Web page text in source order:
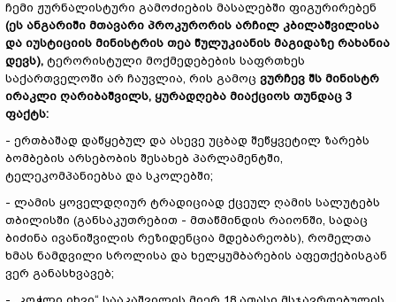
ჩემი ჟურნალისტური გამოძიების მასალებში ფიგურირებენ
(ეს ანგარიში მთავარი პროკურორის არჩილ კბილაშვილისა
და იუსტიციის მინისტრის თეა წულუკიანის მაგიდაზე რახანია
დევს), ტერორისტული მოქმედებების საფრთხეს
საქართველოში არ ჩაუვლია, რის გამოც ვურჩევ შს მინისტრ
ირაკლი ღარიბაშვილს, ყურადღება მიაქციოს თუნდაც 3
ფაქტს:
- ერთბაშად დაწყებულ და ასევე უცბად შეწყვეტილ ზარებს
ბომბების არსებობის შესახებ პარლამენტში,
ტელეკომპანიებსა და სკოლებში;
- ლამის ყოველდღიურ ტრადიციად ქცეულ ღამის სალუტებს
თბილისში (განსაკუთრებით - მთაწმინდის რაიონში, სადაც
ბიძინა ივანიშვილის რეზიდენცია მდებარეობს), რომელთა
ხმას ნამდვილი სროლისა და ხელყუმბარების აფეთქებისგან
ვერ განასხვავებ;